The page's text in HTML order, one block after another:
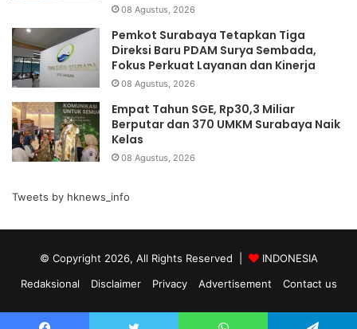
08 Agustus, 2026
Pemkot Surabaya Tetapkan Tiga
Direksi Baru PDAM Surya Sembada,
Fokus Perkuat Layanan dan Kinerja
08 Agustus, 2026
Empat Tahun SGE, Rp30,3 Miliar
Berputar dan 370 UMKM Surabaya Naik
Kelas
08 Agustus, 2026
Tweets by hknews_info
© Copyright 2026, All Rights Reserved |
INDONESIA
Redaksional
Disclaimer Privacy Advertisement Contact us